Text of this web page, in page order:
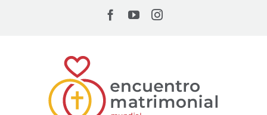
Facebook
YouTubeInstagram